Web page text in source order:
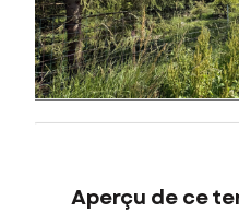
Aperçu de ce